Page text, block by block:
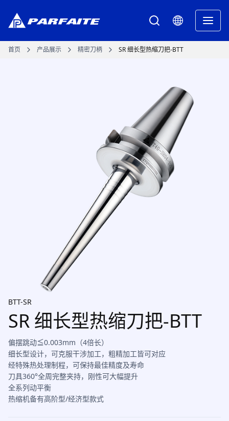
首页 产品展示 精密刀柄 SR 细长型热缩刀把-BTT
BTT-SR
SR 细长型热缩刀把-BTT
偏摆跳动≦0.003mm（4倍长）
细长型设计，可克服干涉加工，粗精加工皆可对应
经特殊热处理制程，可保持最佳精度及寿命
刀具360°全周完整夹持，刚性可大幅提升
全系列动平衡
热缩机备有高阶型/经济型款式